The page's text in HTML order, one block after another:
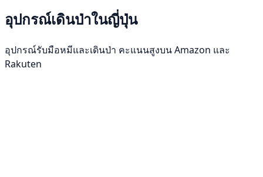
อุปกรณ์เดินป่าในญี่ปุ่น
อุปกรณ์รับมือหมีและเดินป่า คะแนนสูงบน Amazon และ
Rakuten